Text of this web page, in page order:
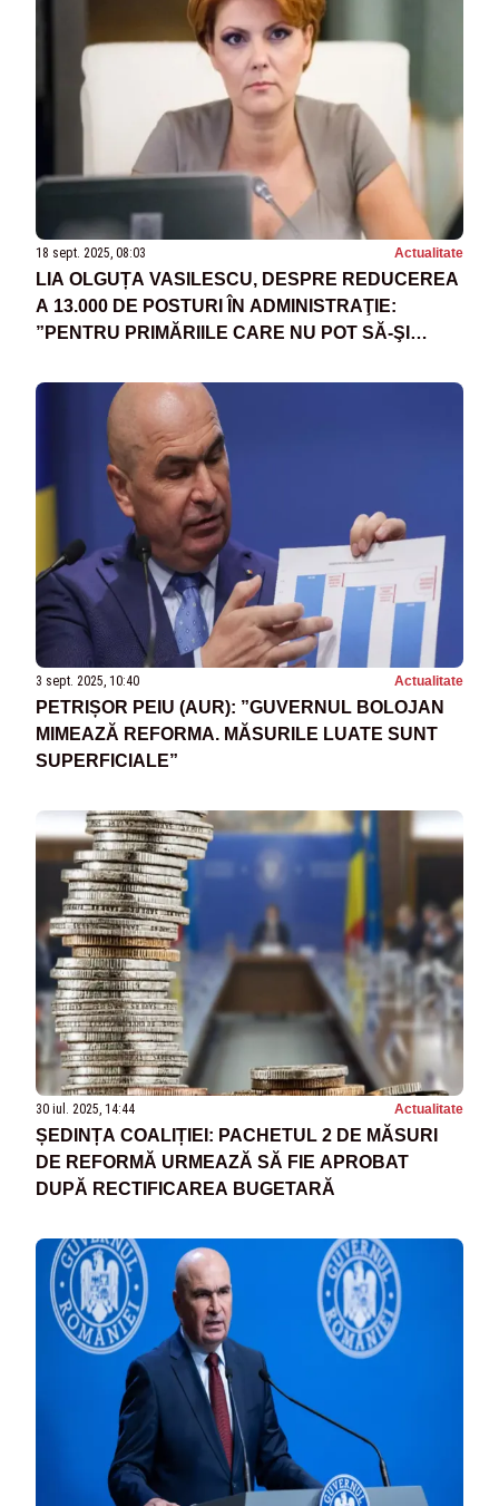
18 sept. 2025, 08:03 Actualitate
LIA OLGUȚA VASILESCU, DESPRE REDUCEREA
A 13.000 DE POSTURI ÎN ADMINISTRAŢIE:
”PENTRU PRIMĂRIILE CARE NU POT SĂ-ŞI
TREBUIE O GRILĂ FOARTE CLARĂ DE
SALARIZARE”
3 sept. 2025, 10:40 Actualitate
PETRIȘOR PEIU (AUR): ”GUVERNUL BOLOJAN
MIMEAZĂ REFORMA. MĂSURILE LUATE SUNT
SUPERFICIALE”
30 iul. 2025, 14:44 Actualitate
ȘEDINȚA COALIȚIEI: PACHETUL 2 DE MĂSURI
DE REFORMĂ URMEAZĂ SĂ FIE APROBAT
DUPĂ RECTIFICAREA BUGETARĂ